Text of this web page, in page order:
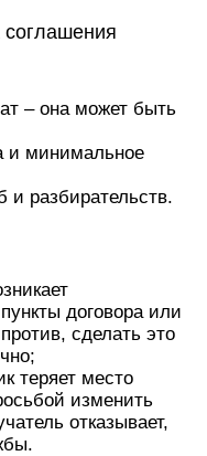
– она может быть
и минимальное
и разбирательств.
договора или
сделать это
теряет место
изменить
отказывает,